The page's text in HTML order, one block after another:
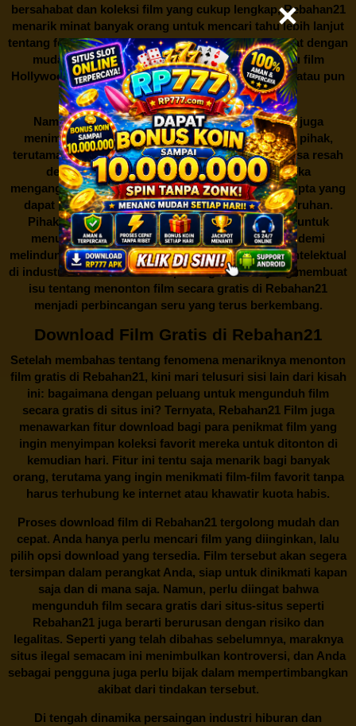
bersahabat dan koleksi film yang cukup lengkap,Rebahan21
menarik minat banyak orang untuk mencari tahu lebih lanjut
tentang fenomena ini. Sebagai pengguna, Anda dapat dengan
mudah mencari film yang ingin ditonton, baik itu film
Hollywood terbaru, drama Korea yang sedang hits, atau pun
produksi film lokal dengan kualitas terbaik.
Namun, seperti halnya cerita manis,Rebahan21juga
menimbulkan kontroversi di industri film. Banyak pihak,
terutama produsen film dan pemilik hak cipta, merasa resah
dengan maraknya situs-situs seperti ini. Mereka
menganggapnya sebagai bentuk pelanggaran hak cipta yang
dapat merugikan industri perfilman secara keseluruhan.
Pihak berwenang pun turut terlibat dalam upaya untuk
menutup situs-situs ilegal semacam Rebahan21 demi
melindungi keberlangsungan bisnis dan kekayaan intelektual
di industri hiburan. Konflik kepentingan inilah yang membuat
isu tentang menonton film secara gratis di Rebahan21
menjadi perbincangan seru yang terus berkembang.
Download Film Gratis di Rebahan21
Setelah membahas tentang fenomena menariknya menonton
film gratis di Rebahan21, kini mari telusuri sisi lain dari kisah
ini: bagaimana dengan peluang untuk mengunduh film
secara gratis di situs ini? Ternyata, Rebahan21 Film juga
menawarkan fitur download bagi para penikmat film yang
ingin menyimpan koleksi favorit mereka untuk ditonton di
kemudian hari. Fitur ini tentu saja menarik bagi banyak
orang, terutama yang ingin menikmati film-film favorit tanpa
harus terhubung ke internet atau khawatir kuota habis.
Proses download film di Rebahan21tergolong mudah dan
cepat. Anda hanya perlu mencari film yang diinginkan, lalu
pilih opsi download yang tersedia. Film tersebut akan segera
tersimpan dalam perangkat Anda, siap untuk dinikmati kapan
saja dan di mana saja. Namun, perlu diingat bahwa
mengunduh film secara gratis dari situs-situs seperti
Rebahan21 juga berarti berurusan dengan risiko dan
legalitas. Seperti yang telah dibahas sebelumnya, maraknya
situs ilegal semacam ini menimbulkan kontroversi, dan Anda
sebagai pengguna juga perlu bijak dalam mempertimbangkan
akibat dari tindakan tersebut.
Di tengah dinamika persaingan industri hiburan dan